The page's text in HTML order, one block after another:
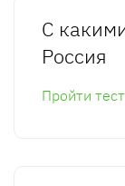
С
Россия
Пройти тест